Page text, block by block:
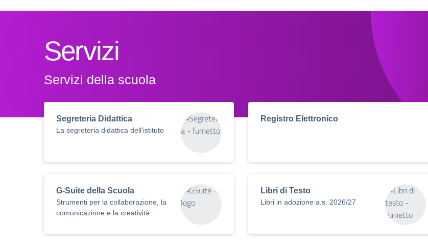
Servizi
Servizi della scuola
Segreteria Didattica
La segreteria didattica dell'istituto
Registro Elettronico
G-Suite della Scuola
Strumenti per la collaborazione, la
comunicazione e la creatività.
Libri di Testo
Libri in adozione a.s. 2026/27